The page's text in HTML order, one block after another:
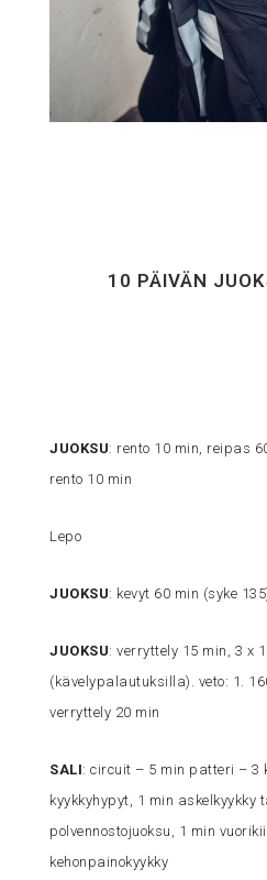
10 PÄIVÄN
JUOKSU: rento 10 min, reipas
rento 10 min
Lepo
JUOKSU: kevyt 60 min (syke
JUOKSU: verryttely 15 min, 3 x
(kävelypalautuksilla). veto: 1.
verryttely 20 min
SALI: circuit – 5 min patteri – 3
kyykkyhypyt, 1 min askelkyykky
polvennostojuoksu, 1 min
kehonpainokyykky